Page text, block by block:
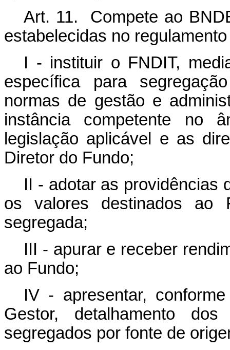
Art. 11. Compete ao
estabelecidas no
I - instituir o FNDIT,
específica para
normas de gestão e
instância competente no
legislação aplicável e as
Diretor do Fundo;
II - adotar as providências
os valores destinados ao
segregada;
III - apurar e receber
ao Fundo;
IV - apresentar,
Gestor, detalhamento
segregados por fonte de